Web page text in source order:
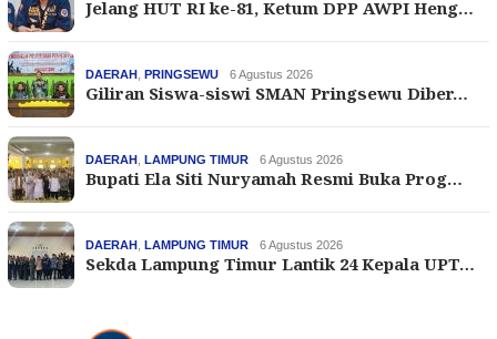
Jelang HUT RI ke-81, Ketum DPP AWPI Heng…
DAERAH PRINGSEWU 6 Agustus 2026
Giliran Siswa-siswi SMAN Pringsewu Diber…
DAERAH LAMPUNG TIMUR 6 Agustus 2026
Bupati Ela Siti Nuryamah Resmi Buka Prog…
DAERAH LAMPUNG TIMUR 6 Agustus 2026
Sekda Lampung Timur Lantik 24 Kepala UPT…